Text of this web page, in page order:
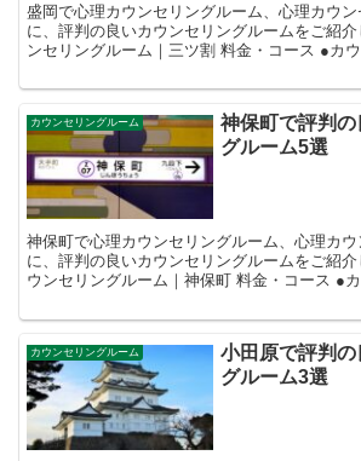
盛岡で心理カウンセリングルーム、心理カウ
に、評判の良いカウンセリングルームをご紹
ンセリングルーム｜三ツ割 料金・コース ●カウンセリング 60分
カウンセリングルーム
神保町で評判
グルーム5選
神保町で心理カウンセリングルーム、心理カ
に、評判の良いカウンセリングルームをご紹
ウンセリングルーム｜神保町 料金・コース ●カウンセリング 50分
カウンセリングルーム
小田原で評判
グルーム3選